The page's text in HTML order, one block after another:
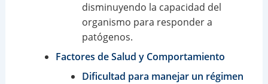
disminuyendo la capacidad del
organismo para responder a
patógenos.
Factores de Salud y Comportamiento
Dificultad para manejar un régimen